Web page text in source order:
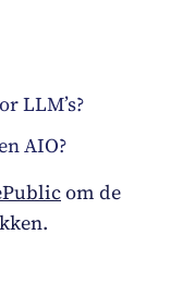
LLM’s?
AIO?
om de